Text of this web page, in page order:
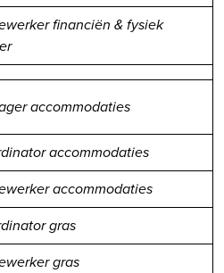
financiën & fysiek
accommodaties
accommodaties
accommodaties
gras
gras